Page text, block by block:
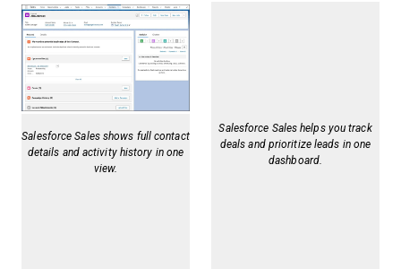
Salesforce Sales shows full contact
details and activity history in one
view.
Salesforce Sales helps you track
deals and prioritize leads in one
dashboard.